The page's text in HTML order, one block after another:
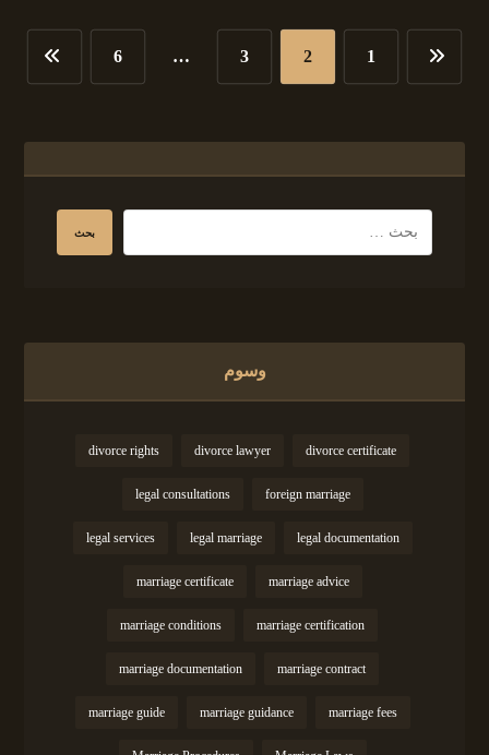
1
2
3
…
6
وسوم
divorce certificate
divorce lawyer
divorce rights
foreign marriage
legal consultations
legal documentation
legal marriage
legal services
marriage advice
marriage certificate
marriage certification
marriage conditions
marriage contract
marriage documentation
marriage fees
marriage guidance
marriage guide